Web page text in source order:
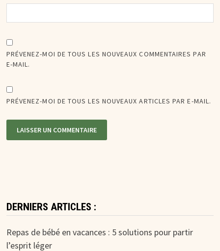
PRÉVENEZ-MOI DE TOUS LES NOUVEAUX COMMENTAIRES PAR
E-MAIL.
PRÉVENEZ-MOI DE TOUS LES NOUVEAUX ARTICLES PAR E-MAIL.
DERNIERS ARTICLES :
Repas de bébé en vacances : 5 solutions pour partir
l’esprit léger